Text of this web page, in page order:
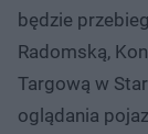
będzie
Radomską,
Targową w
oglądania